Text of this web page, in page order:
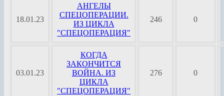
18.01.23
АНГЕЛЫ
СПЕЦОПЕРАЦИИ.
ИЗ ЦИКЛА
"СПЕЦОПЕРАЦИЯ"
246 0
03.01.23
КОГДА
ЗАКОНЧИТСЯ
ВОЙНА. ИЗ
ЦИКЛА
"СПЕЦОПЕРАЦИЯ"
276 0